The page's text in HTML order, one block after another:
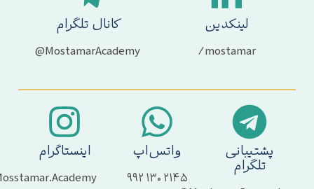
لینکدین
mostamar/
کانال تلگرام
MostamarAcademy@
پشتیبانی
تلگرام
واتس‌اپ
۲۱۴۵ ۱۳۰ ۹۹۲
اینستاگرام
Mosstamar.Academy@